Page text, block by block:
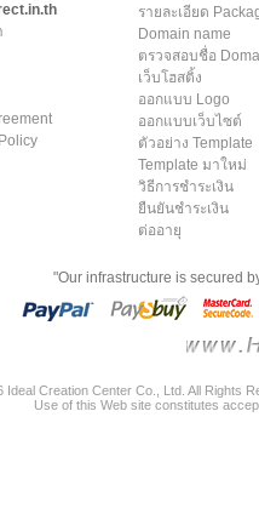
รายละเอียด
Domain name
ตรวจสอบชื่อ
เว็บโฮสติ้ง
ออกแบบ Logo
ออกแบบเว็บไซต์
ตัวอย่าง Template
Template มาใหม่
วิธีการชำระเงิน
ยืนยันชำระเงิน
ต่ออายุ
"Our infrastructure is secured
Ideal Creation Center Co., Ltd. All Rights
Use of this Web site constitutes